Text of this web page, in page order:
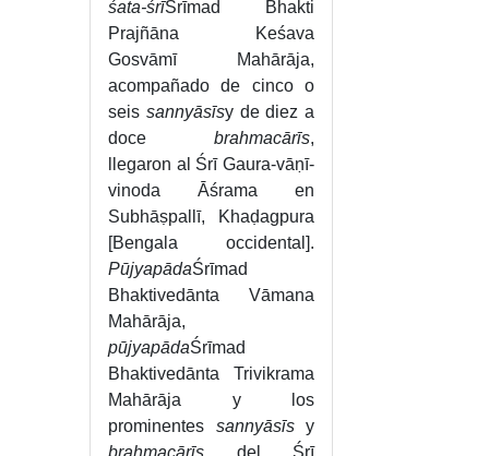
śata-śrīŚrīmad Bhakti
Prajñāna Keśava
Gosvāmī Mahārāja,
acompañado de cinco o
seis sannyāsīsy de diez a
doce brahmacārīs,
llegaron al Śrī Gaura-vāṇī-
vinoda Āśrama en
Subhāṣpallī, Khaḍagpura
[Bengala occidental].
PūjyapādaŚrīmad
Bhaktivedānta Vāmana
Mahārāja,
pūjyapādaŚrīmad
Bhaktivedānta Trivikrama
Mahārāja y los
prominentes sannyāsīsy
brahmacārīs del Śrī